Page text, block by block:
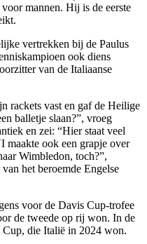
mannen. Hij is de eerste
vertrekken bij de Paulus
ook diens
van de Italiaanse
rackets vast en gaf de Heilige
balletje slaan?”, vroeg
en zei: “Hier staat veel
maakte ook een grapje over
Wimbledon, toch?”,
het beroemde Engelse
voor de Davis Cup-trofee
de tweede op rij won. In de
die Italië in 2024 won.